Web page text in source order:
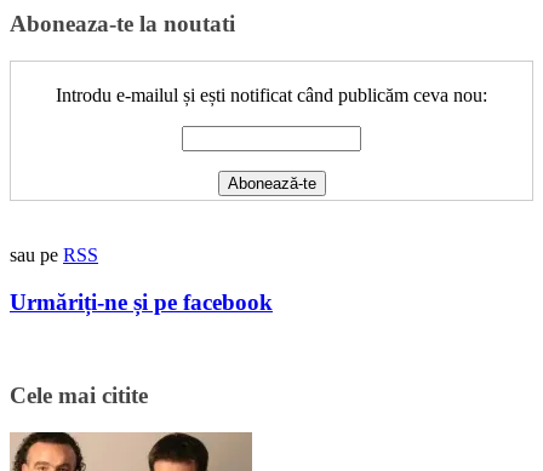
Aboneaza-te la noutati
Introdu e-mailul și ești notificat când publicăm ceva nou:
sau pe RSS
Urmăriți-ne și pe facebook
Cele mai citite